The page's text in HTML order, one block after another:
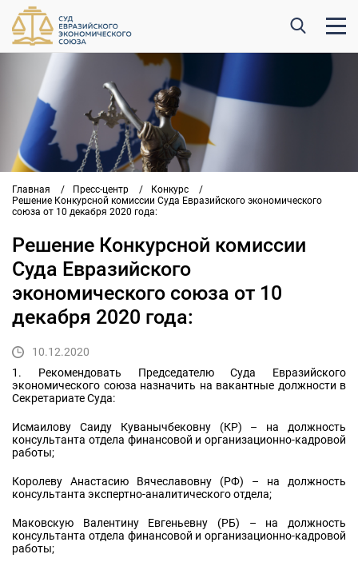
Главная / Пресс-центр / Конкурс
/
Решение Конкурсной комиссии Суда Евразийского экономического
союза от 10 декабря 2020 года:
Решение Конкурсной комиссии
Суда Евразийского
экономического союза от 10
декабря 2020 года:
10.12.2020
1. Рекомендовать Председателю Суда Евразийского
экономического союза назначить на вакантные должности в
Секретариате Суда:
Исмаилову Саиду Куванычбековну (КР) – на должность
консультанта отдела финансовой и организационно-кадровой
работы;
Королеву Анастасию Вячеславовну (РФ) – на должность
консультанта экспертно-аналитического отдела;
Маковскую Валентину Евгеньевну (РБ) – на должность
консультанта отдела финансовой и организационно-кадровой
работы;